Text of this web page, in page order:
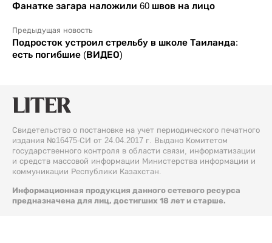
Фанатке загара наложили 60 швов на лицо
Предыдущая новость
Подросток устроил стрельбу в школе Таиланда:
есть погибшие (ВИДЕО)
Свидетельство о постановке на учет периодического печатного
издания №16475-СИ от 24.04.2017 г. Выдано Комитетом
государственного контроля в области связи, информатизации
и средств массовой информации Министерства информации и
коммуникации Республики Казахстан.
Информационная продукция данного сетевого ресурса
предназначена для лиц, достигших 18 лет и старше.